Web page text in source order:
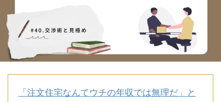
「注文住宅なんてウチの年収では無理だ」と